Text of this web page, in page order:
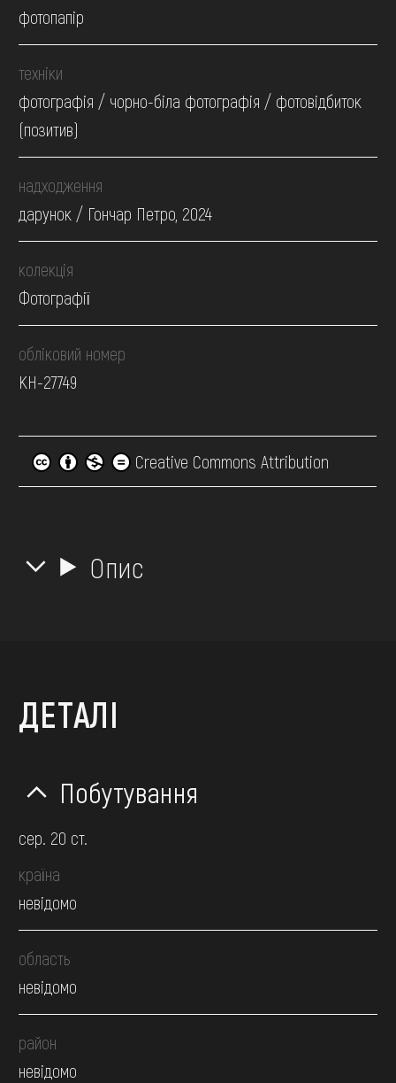
фотопапір
техніки
фотографія / чорно-біла фотографія / фотовідбиток
(позитив)
надходження
дарунок / Гончар Петро, 2024
колекція
Фотографії
обліковий номер
КН-27749
Creative Commons Attribution
Опис
ДЕТАЛІ
Побутування
сер. 20 ст.
країна
невідомо
область
невідомо
район
невідомо